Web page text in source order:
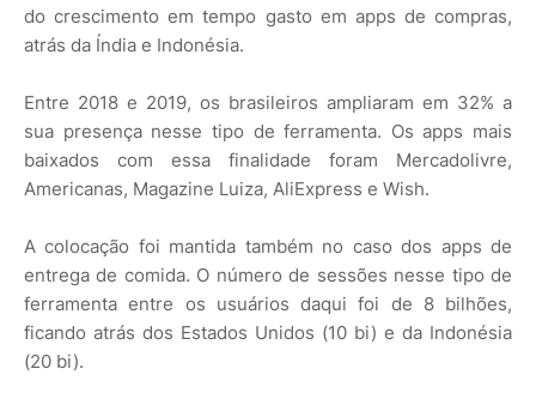
do crescimento em tempo gasto em apps de compras,
atrás da Índia e Indonésia.
Entre 2018 e 2019, os brasileiros ampliaram em 32% a
sua presença nesse tipo de ferramenta. Os apps mais
baixados com essa finalidade foram Mercadolivre,
Americanas, Magazine Luiza, AliExpress e Wish.
A colocação foi mantida também no caso dos apps de
entrega de comida. O número de sessões nesse tipo de
ferramenta entre os usuários daqui foi de 8 bilhões,
ficando atrás dos Estados Unidos (10 bi) e da Indonésia
(20 bi).